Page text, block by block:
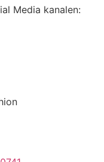
Media kanalen: